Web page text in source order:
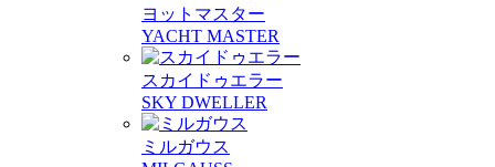
ヨットマスター
YACHT MASTER
スカイドゥエラー
SKY DWELLER
ミルガウス